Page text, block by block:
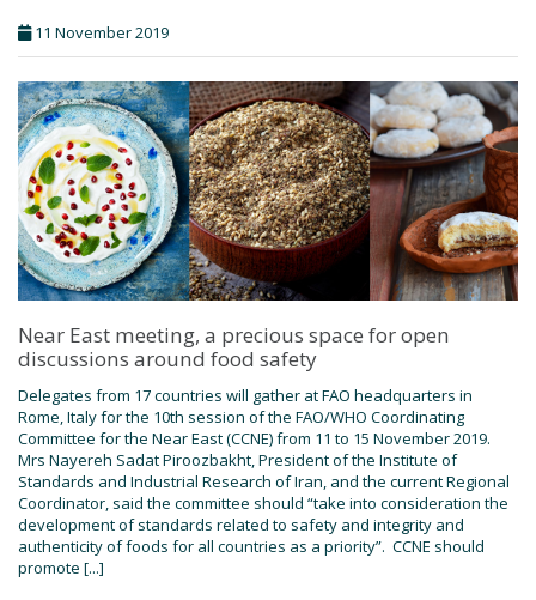
11 November 2019
Near East meeting, a precious space for open
discussions around food safety
Delegates from 17 countries will gather at FAO headquarters in
Rome, Italy for the 10th session of the FAO/WHO Coordinating
Committee for the Near East (CCNE) from 11 to 15 November 2019.
Mrs Nayereh Sadat Piroozbakht, President of the Institute of
Standards and Industrial Research of Iran, and the current Regional
Coordinator, said the committee should “take into consideration the
development of standards related to safety and integrity and
authenticity of foods for all countries as a priority”. CCNE should
promote [...]